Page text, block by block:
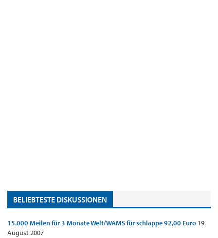
BELIEBTESTE DISKUSSIONEN
15.000 Meilen für 3 Monate Welt/WAMS für schlappe 92,00 Euro 19.
August 2007